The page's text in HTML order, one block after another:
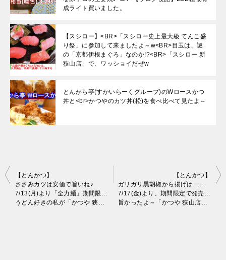
成ライト買いました。
【スシロー】<BR>「スシロー史上最大級 てんこ盛
り祭」に参加して来ましたよ～w<BR>目玉は、謎
の「京都伊根まぐろ」なのか!?<BR>「スシロー 新
狭山店」で、ワッショイだぜw
とんから亭(すかいらーくグループ)のWロースかつ
丼と<br>かつやのカツ丼(松)を食べ比べて見たよ～
投
【とんかつ】
ささみカツは安価で旨いね♪
7/13(月)より「全力麺」期間限定で発売中！
うどん好きの私が「かつや 狭山店」で実食。
【とんかつ】
ガリガリ黒胡椒から揚げは一味違う♪
7/17(金)より、期間限定で発売中！
旨かったよ～「かつや 狭山店」で実食。